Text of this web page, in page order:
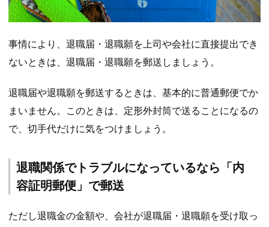
事情により、退職届・退職願を上司や会社に直接提出でき
ないときは、退職届・退職願を郵送しましょう。
退職届や退職願を郵送するときは、基本的に普通郵便でか
まいません。このときは、定形外封筒で送ることになるの
で、切手代だけに気をつけましょう。
退職関係でトラブルになっているなら「内
容証明郵便」で郵送
ただし退職金の金額や、会社が退職届・退職願を受け取っ